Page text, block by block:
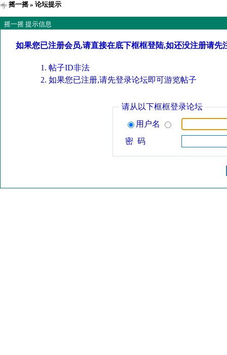
摇一摇» 论坛提示
摇一摇 提示信息
如果您已注册会员,请直接在底下框框登陆,如还没注册请先
帖子ID非法
如果您已注册,请先登录论坛即可游览帖子
请从以下框框登录论坛
用户名
密 码